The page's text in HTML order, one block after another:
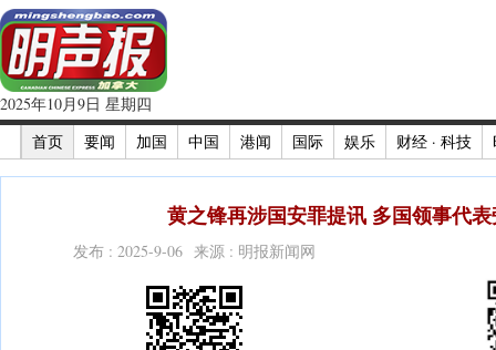
2025年10月9日 星期四
首页
要闻 加国 中国 港闻 国际 娱乐 财经 · 科技
黄之锋再涉国安罪提讯 多国领事代
发布 : 2025-9-06 来源 : 明报新闻网